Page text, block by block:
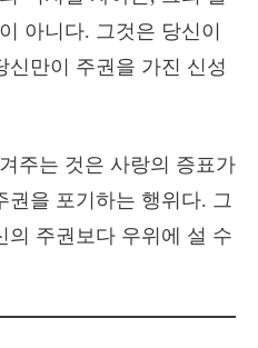
아니다. 그것은 당신이
신만이 주권을 가진 신성
주는 것은 사랑의 증표가
권을 포기하는 행위다. 그
의 주권보다 우위에 설 수